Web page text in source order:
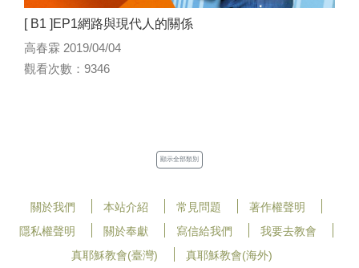
[ B1 ]EP1網路與現代人的關係
高春霖 2019/04/04
觀看次數：9346
顯示全部類別
關於我們 本站介紹 常見問題
著作權聲明
隱私權聲明
關於奉獻 寫信給我們
我要去教會
真耶穌教會(臺灣)
真耶穌教會(海外)